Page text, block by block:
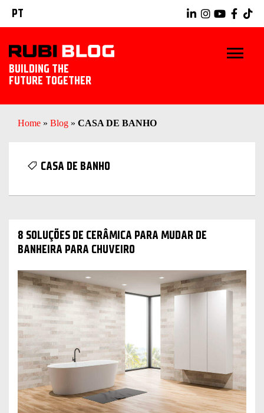
PT
BUILDING THE
FUTURE TOGETHER
INÍCIO
EXPLORAR RUBI
Home » Blog » CASA DE BANHO
CASA DE BANHO
8 SOLUÇÕES DE CERÂMICA PARA MUDAR DE
BANHEIRA PARA CHUVEIRO